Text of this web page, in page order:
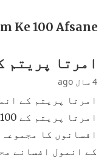
Ke 100 Afsane
امرتا پریتم
4 سال ago
امرتا پریتم کے
افسانوں کا
کے انمول افسانے